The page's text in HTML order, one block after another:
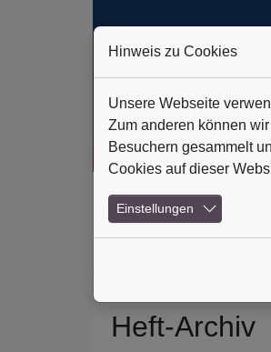
Technologies AG: Verlässlich auf Kurs
Home Abonnements
Heft-Archiv
Hinweis zu Cookies
Unsere Webseite
Zum anderen können
Besuchern gesammelt
Cookies auf dieser
Einstellungen